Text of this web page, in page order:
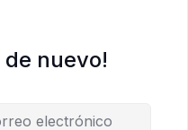
de nuevo!